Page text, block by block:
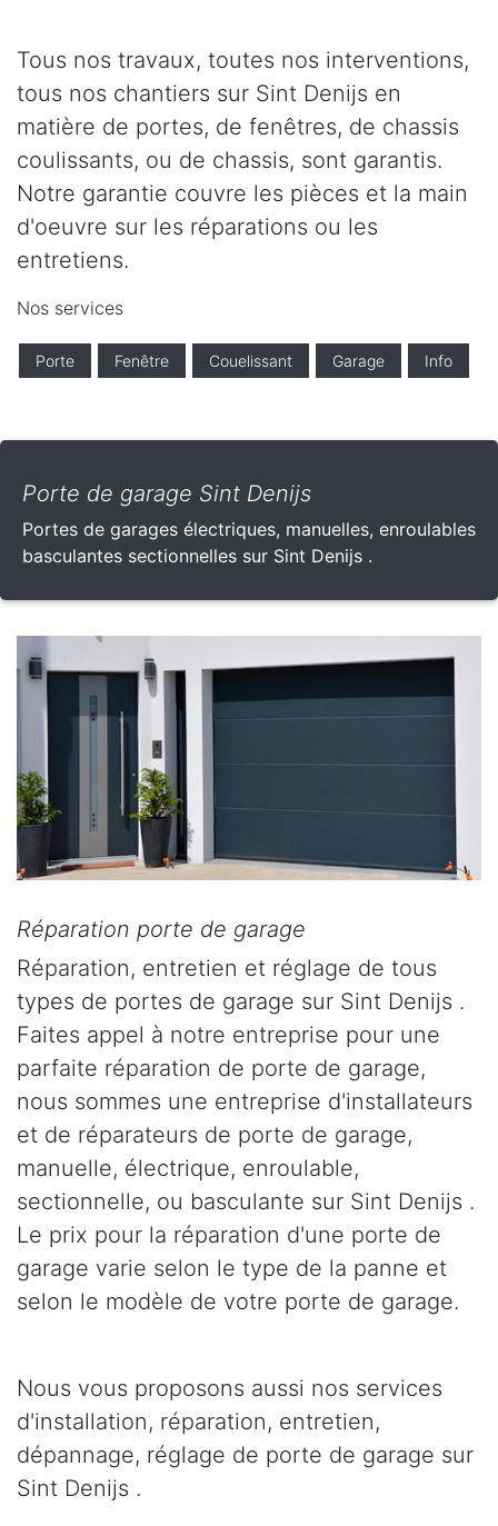
Tous nos travaux, toutes nos interventions,
tous nos chantiers sur Sint Denijs en
matière de portes, de fenêtres, de chassis
coulissants, ou de chassis, sont garantis.
Notre garantie couvre les pièces et la main
d'oeuvre sur les réparations ou les
entretiens.
Nos services
Porte Fenêtre Couelissant Garage Info
Porte de garage Sint Denijs
Portes de garages électriques, manuelles, enroulables
basculantes sectionnelles sur Sint Denijs .
Réparation porte de garage
Réparation, entretien et réglage de tous
types de portes de garage sur Sint Denijs .
Faites appel à notre entreprise pour une
parfaite réparation de porte de garage,
nous sommes une entreprise d'installateurs
et de réparateurs de porte de garage,
manuelle, électrique, enroulable,
sectionnelle, ou basculante sur Sint Denijs .
Le prix pour la réparation d'une porte de
garage varie selon le type de la panne et
selon le modèle de votre porte de garage.
Nous vous proposons aussi nos services
d'installation, réparation, entretien,
dépannage, réglage de porte de garage sur
Sint Denijs .